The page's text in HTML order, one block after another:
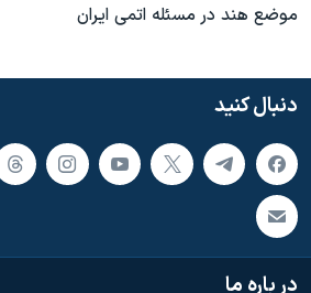
موضع هند در مسئله اتمی ايران
دنبال کنید
در باره ما